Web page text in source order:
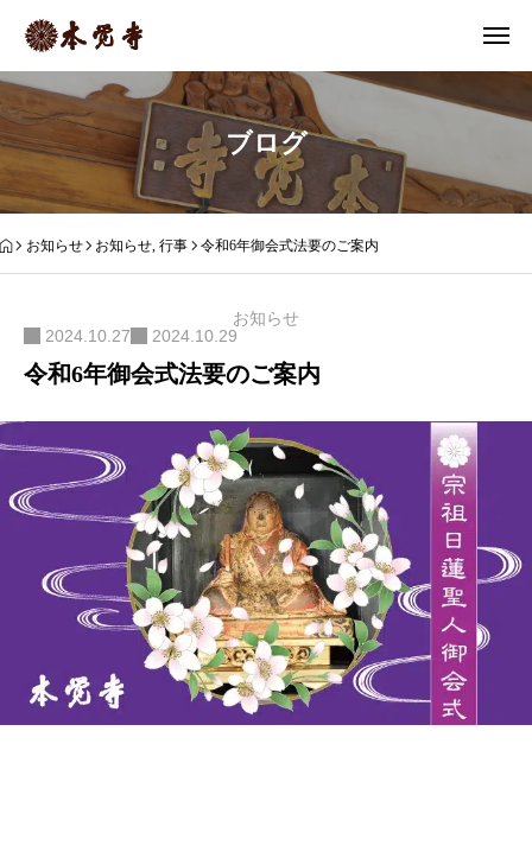
ブログ
お知らせ お知らせ,行事 令和6年御会式法要のご案内
お知らせ
2024.10.27 2024.10.29
令和6年御会式法要のご案内